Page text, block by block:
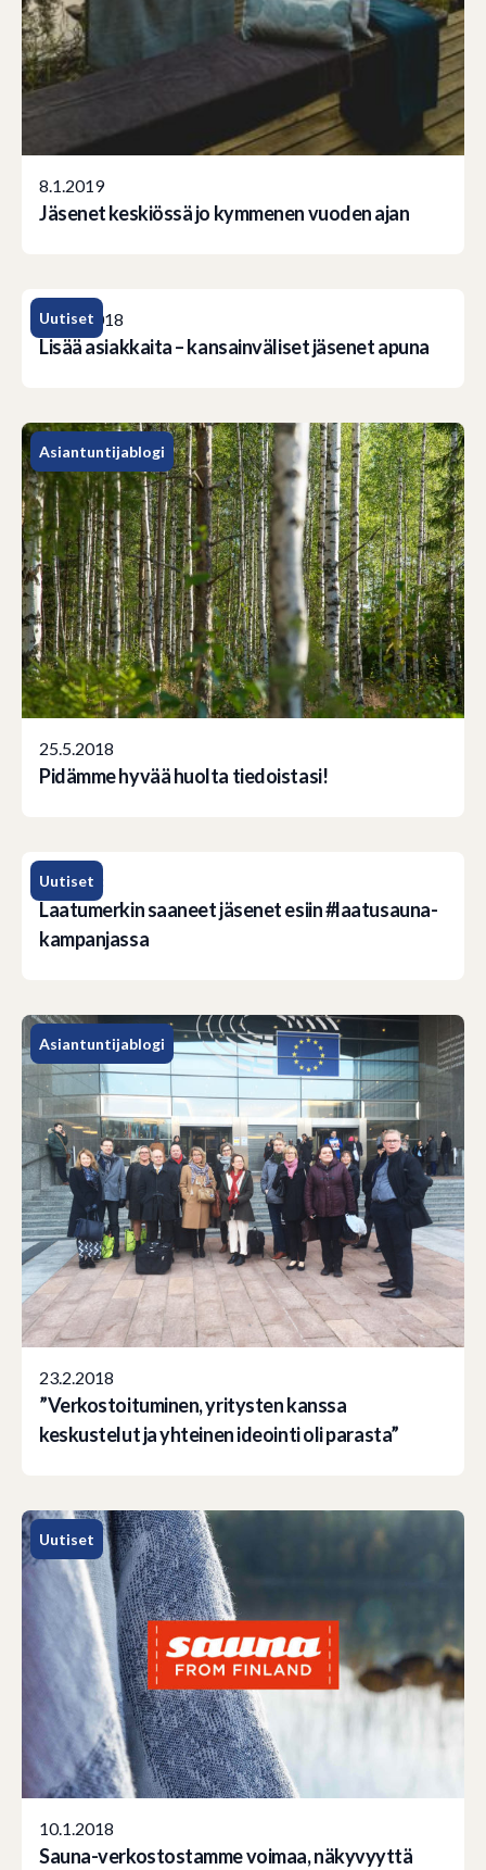
8.1.2019
Jäsenet keskiössä jo kymmenen vuoden ajan
Uutiset
20.11.2018
Lisää asiakkaita – kansainväliset jäsenet apuna
Asiantuntijablogi
25.5.2018
Pidämme hyvää huolta tiedoistasi!
Uutiset
3.5.2018
Laatumerkin saaneet jäsenet esiin #laatusauna-
kampanjassa
Asiantuntijablogi
23.2.2018
”Verkostoituminen, yritysten kanssa
keskustelut ja yhteinen ideointi oli parasta”
Uutiset
10.1.2018
Sauna-verkostostamme voimaa, näkyvyyttä